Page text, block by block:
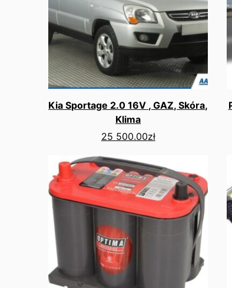
Kia Sportage 2.0 16V , GAZ, Skóra,
Klima
25 500.00zł